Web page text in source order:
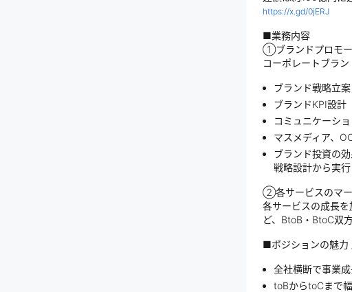
https://x.gd/0jERJ
■業務内容
①ブランドプロモ
コーポレートブラ
ブランド戦略立案
ブランドKPI設計
コミュニケーシ
マスメディア、
ブランド投資の
戦略設計から実
②各サービスのマ
各サービスの成長
ど、BtoB・BtoC双
■ポジションの魅力
全社横断で事業
toBからtoCまで